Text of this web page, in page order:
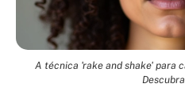
A técnica 'rake and shake' para